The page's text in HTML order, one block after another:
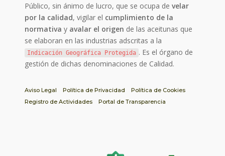
Público, sin ánimo de lucro, que se ocupa develar
por la calidad, vigilar el cumplimiento de la
normativa y avalar el origen de las aceitunas que
se elaboran en las industrias adscritas a la
Indicación Geográfica Protegida . Es el órgano de
gestión de dichas denominaciones de Calidad.
Aviso Legal Política de Privacidad
Política de Cookies
Registro de Actividades
Portal de Transparencia